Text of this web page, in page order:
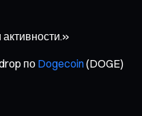
по Dogecoin(DOGE)